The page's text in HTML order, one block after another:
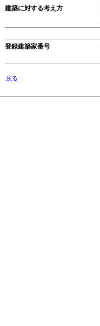
建築に対する考え方
登録建築家番号
戻る